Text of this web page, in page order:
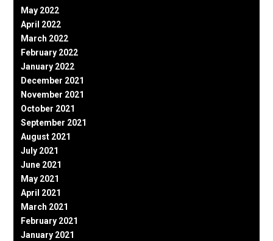
May 2022
April 2022
March 2022
February 2022
January 2022
December 2021
November 2021
October 2021
September 2021
August 2021
July 2021
June 2021
May 2021
April 2021
March 2021
February 2021
January 2021